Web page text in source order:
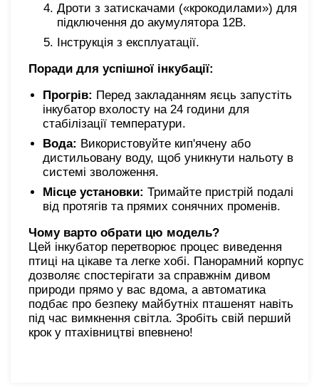
Дроти з затискачами («крокодилами») для
підключення до акумулятора 12В.
Інструкція з експлуатації.
Поради для успішної інкубації:
Прогрів: Перед закладанням яєць запустіть
інкубатор вхолосту на 24 години для
стабілізації температури.
Вода: Використовуйте кип'ячену або
дистильовану воду, щоб уникнути нальоту в
системі зволоження.
Місце установки: Тримайте пристрій подалі
від протягів та прямих сонячних променів.
Чому варто обрати цю модель?
Цей інкубатор перетворює процес виведення
птиці на цікаве та легке хобі. Панорамний корпус
дозволяє спостерігати за справжнім дивом
природи прямо у вас вдома, а автоматика
подбає про безпеку майбутніх пташенят навіть
під час вимкнення світла. Зробіть свій перший
крок у птахівництві впевнено!